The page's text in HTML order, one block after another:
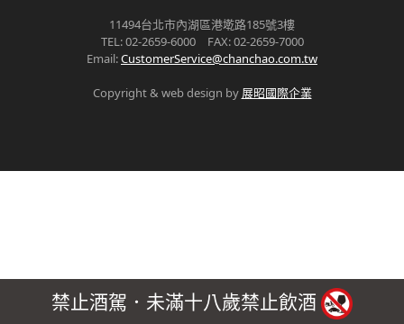
11494台北市內湖區港墘路185號3樓
TEL: 02-2659-6000 FAX: 02-2659-7000
Email:CustomerService@chanchao.com.tw
Copyright & web design by 展昭國際企業
禁止酒駕．未滿十八歲禁止飲酒